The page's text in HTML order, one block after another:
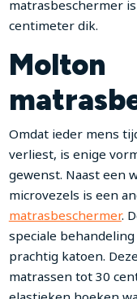
matrasbeschermer
centimeter dik.
Molton
Omdat ieder mens
verliest, is enige
gewenst. Naast een
microvezels is een
matrasbeschermer.
speciale
prachtig katoen.
matrassen tot 30